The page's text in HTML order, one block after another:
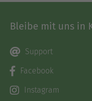
Bleibe mit uns in
Support
Facebook
Instagram